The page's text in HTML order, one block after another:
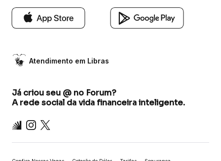
Atendimento em Libras
Já criou seu @ no Forum?
A rede social da vida financeira inteligente.
Inter Instagram
X